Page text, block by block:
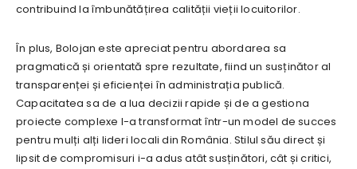
contribuind la îmbunătățirea calității vieții locuitorilor.
În plus, Bolojan este apreciat pentru abordarea sa
pragmatică și orientată spre rezultate, fiind un susținător al
transparenței și eficienței în administrația publică.
Capacitatea sa de a lua decizii rapide și de a gestiona
proiecte complexe l-a transformat într-un model de succes
pentru mulți alți lideri locali din România. Stilul său direct și
lipsit de compromisuri i-a adus atât susținători, cât și critici,